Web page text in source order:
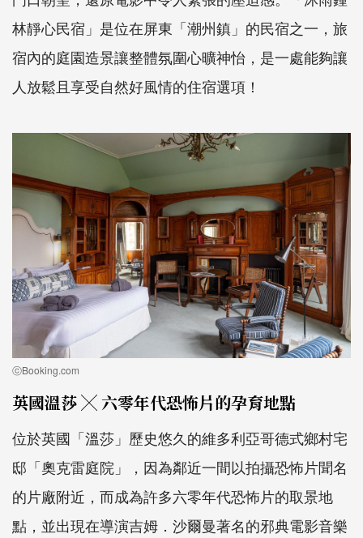
林靜心民宿」是位在屏東「潮州鎮」的民宿之一，旅
宿內的庭園造景讓整體氛圍心曠神怡，是一處能夠讓
人放鬆且享受自然好風情的住宿選項！
ⓒBooking.com
英國溫莎 ╳ 六零年代恐怖片的孕育地點
位於英國「溫莎」歷史悠久的維多利亞哥德式鄉村宅
邸「奧克雷庭院」，因為鄰近一間以拍攝恐怖片聞名
的片廠附近，而成為許多六零年代恐怖片的取景地
點，並出現在導演吉姆．沙爾曼著名的邪典電影音樂